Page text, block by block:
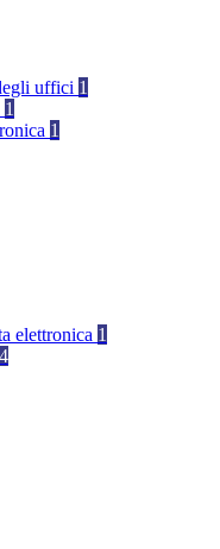
uffici 1
1
1
elettronica 1